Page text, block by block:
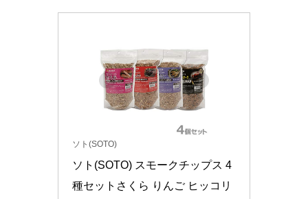
ソト(SOTO)
ソト(SOTO) スモークチップス 4
種セットさくら りんご ヒッコリ